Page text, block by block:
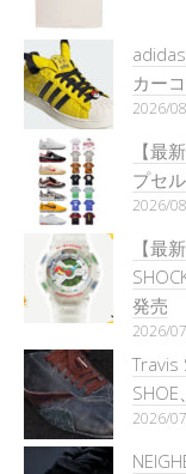
カー
2026/
【最
プセ
2026/
【最
発売
2026/
Travis
2026/